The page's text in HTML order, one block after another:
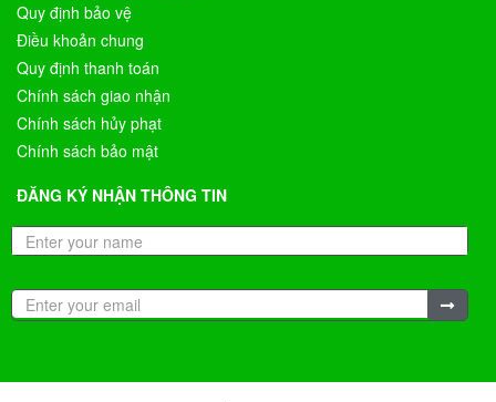
Quy định bảo vệ
Điều khoản chung
Quy định thanh toán
Chính sách giao nhận
Chính sách hủy phạt
Chính sách bảo mật
ĐĂNG KÝ NHẬN THÔNG TIN